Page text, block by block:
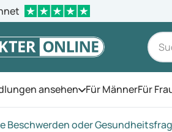
ansehen Öffnen Sie das Menü
Für MännerFür
Beschwerden oder